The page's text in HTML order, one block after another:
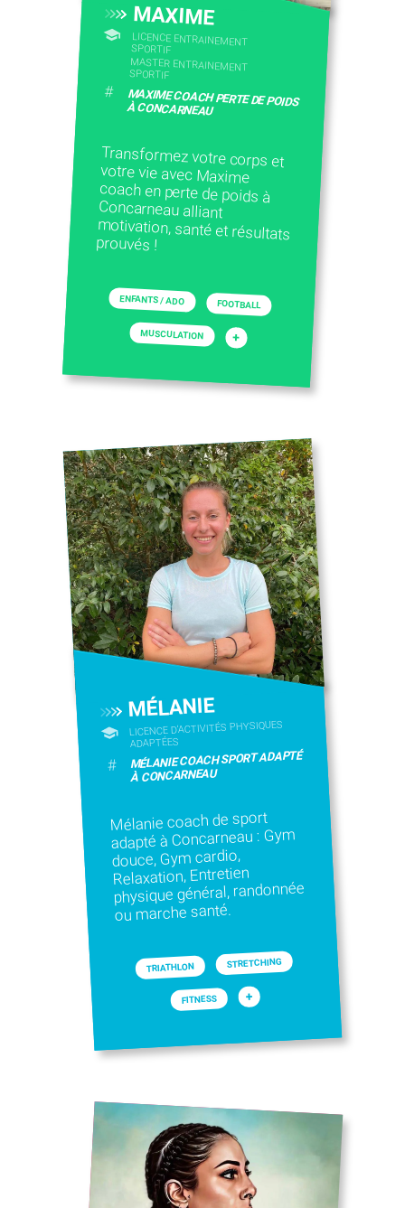
MAXIME
LICENCE ENTRAINEMENT
SPORTIF
MASTER ENTRAINEMENT
SPORTIF
# MAXIME COACH PERTE DE POIDS
À CONCARNEAU
Transformez votre corps et
votre vie avec Maxime
coach en perte de poids à
Concarneau alliant
motivation, santé et résultats
prouvés !
ENFANTS / ADO FOOTBALL
MUSCULATION +
MÉLANIE
LICENCE D’ACTIVITÉS PHYSIQUES
ADAPTÉES
# MÉLANIE COACH SPORT ADAPTÉ
À CONCARNEAU
Mélanie coach de sport
adapté à Concarneau : Gym
douce, Gym cardio,
Relaxation, Entretien
physique général, randonnée
ou marche santé.
TRIATHLON STRETCHING
FITNESS +